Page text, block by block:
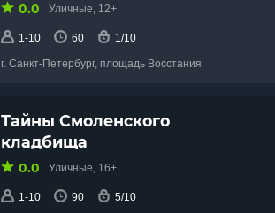
0.0 Уличные, 12+
1-10 60 1/10
г. Санкт-Петербург, площадь Восстания
Тайны Смоленского
кладбища
0.0 Уличные, 16+
1-10 90 5/10